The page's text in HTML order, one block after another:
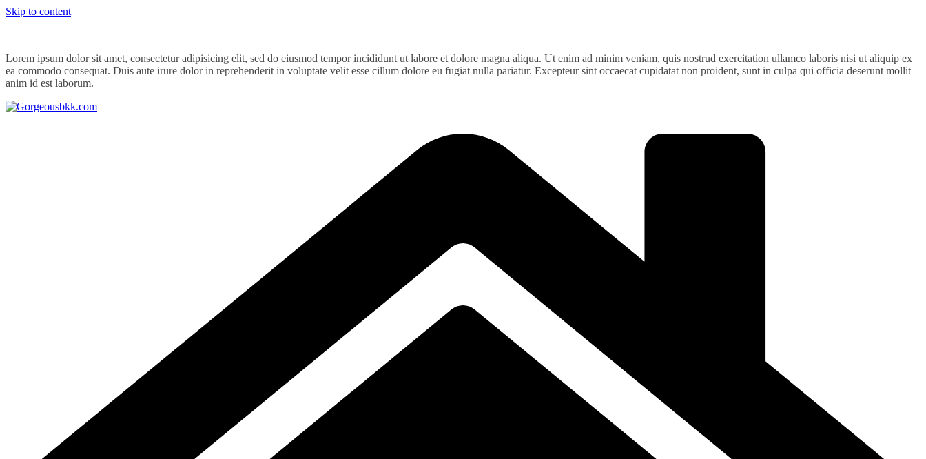
Skip to content
Lorem ipsum dolor sit amet, consectetur adipisicing elit, sed do eiusmod tempor incididunt ut labore et dolore magna aliqua. Ut enim ad minim veniam, quis nostrud exercitation ullamco laboris nisi ut aliquip ex
ea commodo consequat. Duis aute irure dolor in reprehenderit in voluptate velit esse cillum dolore eu fugiat nulla pariatur. Excepteur sint occaecat cupidatat non proident, sunt in culpa qui officia deserunt mollit
anim id est laborum.